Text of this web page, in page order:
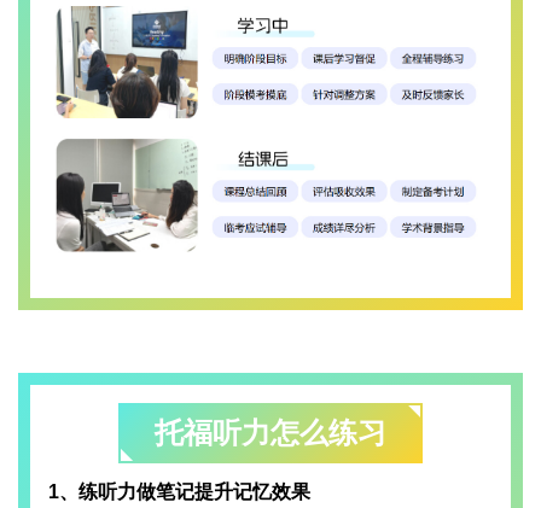
托福听力怎么练习
1、练听力做笔记提升记忆效果